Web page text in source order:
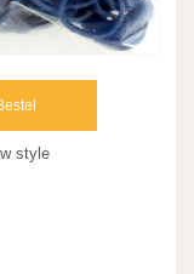
style